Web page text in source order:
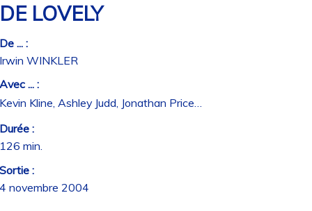
LOVELY
... :
WINKLER
... :
Kline, Ashley Judd, Jonathan Price…
:
min.
:
novembre 2004